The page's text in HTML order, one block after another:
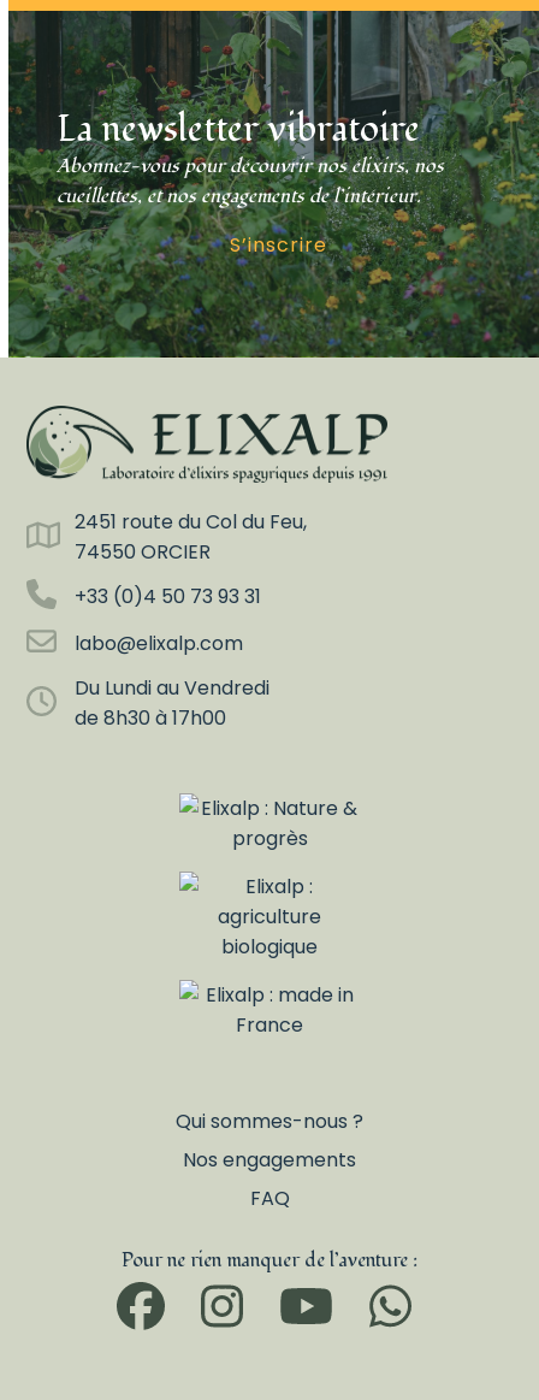
La newsletter vibratoire
Abonnez-vous pour découvrir nos élixirs, nos
cueillettes, et nos engagements de l’intérieur.
S’inscrire
2451 route du Col du Feu,
74550 ORCIER
+33 (0)4 50 73 93 31
labo@elixalp.com
Du Lundi au Vendredi
de 8h30 à 17h00
Qui sommes-nous ?
Nos engagements
FAQ
Pour ne rien manquer de l’aventure :
Facebook
Instagram